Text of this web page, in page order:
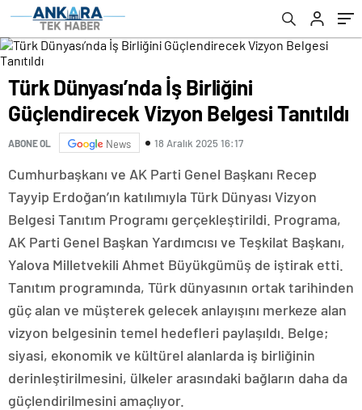
Türk Dünyası’nda İş Birliğini
Güçlendirecek Vizyon Belgesi Tanıtıldı
ABONE OL News 18 Aralık 2025 16:17
Cumhurbaşkanı ve AK Parti Genel Başkanı Recep
Tayyip Erdoğan’ın katılımıyla Türk Dünyası Vizyon
Belgesi Tanıtım Programı gerçekleştirildi. Programa,
AK Parti Genel Başkan Yardımcısı ve Teşkilat Başkanı,
Yalova Milletvekili Ahmet Büyükgümüş de iştirak etti.
Tanıtım programında, Türk dünyasının ortak tarihinden
güç alan ve müşterek gelecek anlayışını merkeze alan
vizyon belgesinin temel hedefleri paylaşıldı. Belge;
siyasi, ekonomik ve kültürel alanlarda iş birliğinin
derinleştirilmesini, ülkeler arasındaki bağların daha da
güçlendirilmesini amaçlıyor.